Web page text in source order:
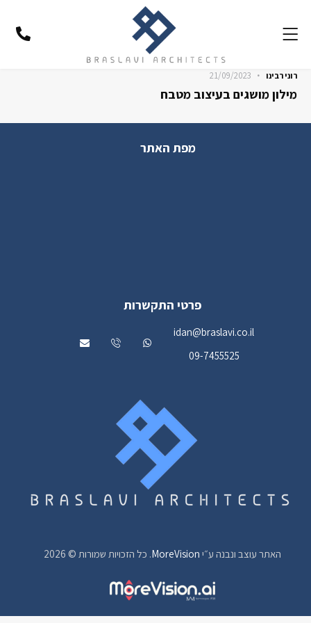
רוני רבינו 21/09/2023
מילון מושגים בעיצוב מטבח
מפת האתר
פרטי התקשרות
idan@braslavi.co.il
09-7455525
האתר עוצב ונבנה ע״י MoreVision. כל הזכויות שמורות © 2026